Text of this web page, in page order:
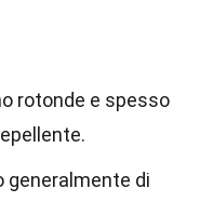
rotonde e spesso
generalmente di